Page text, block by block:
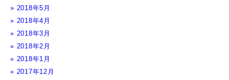
2018年5月
2018年4月
2018年3月
2018年2月
2018年1月
2017年12月